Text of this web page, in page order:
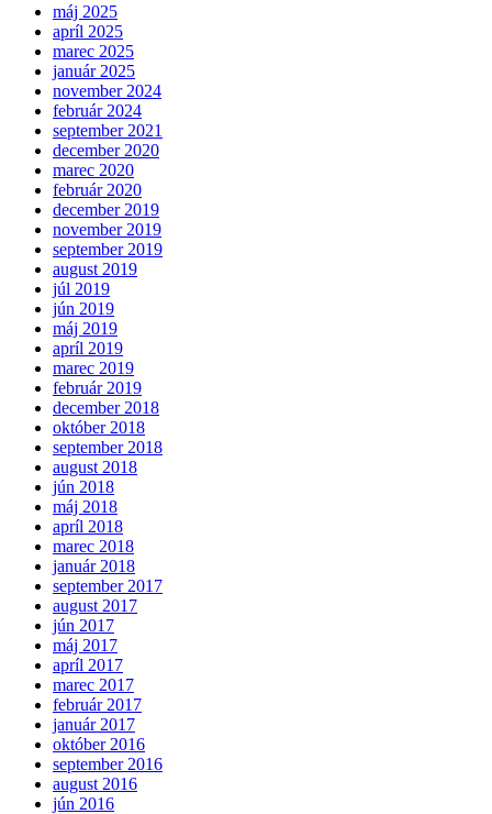
máj 2025
apríl 2025
marec 2025
január 2025
november 2024
február 2024
september 2021
december 2020
marec 2020
február 2020
december 2019
november 2019
september 2019
august 2019
júl 2019
jún 2019
máj 2019
apríl 2019
marec 2019
február 2019
december 2018
október 2018
september 2018
august 2018
jún 2018
máj 2018
apríl 2018
marec 2018
január 2018
september 2017
august 2017
jún 2017
máj 2017
apríl 2017
marec 2017
február 2017
január 2017
október 2016
september 2016
august 2016
jún 2016